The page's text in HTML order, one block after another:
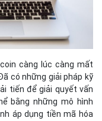
tặng quà như Bigo
Youtube. Khách xem
cơ bản là vậy. Vấn
hề nhỏ ở đây. Khi
hoặc ít ra cũng trong
10 phút sau thì mới
Pain in the ass.